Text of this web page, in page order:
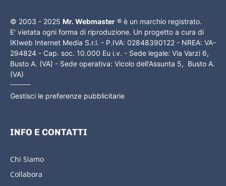
© 2003 - 2025 Mr. Webmaster ® è un marchio registrato.
E' vietata ogni forma di riproduzione. Un progetto a cura di
IKIweb Internet Media S.r.l. - P.IVA: 02848390122 - NREA: VA-
294824 - Cap. soc. 10.000 Eu i.v. - Sede legale: Via Varzi 6,
Busto A. (VA) - Sede operativa: Vicolo dell'Assunta 5, Busto A.
(VA)
Gestisci le preferenze pubblicitarie
INFO E CONTATTI
Chi Siamo
Collabora